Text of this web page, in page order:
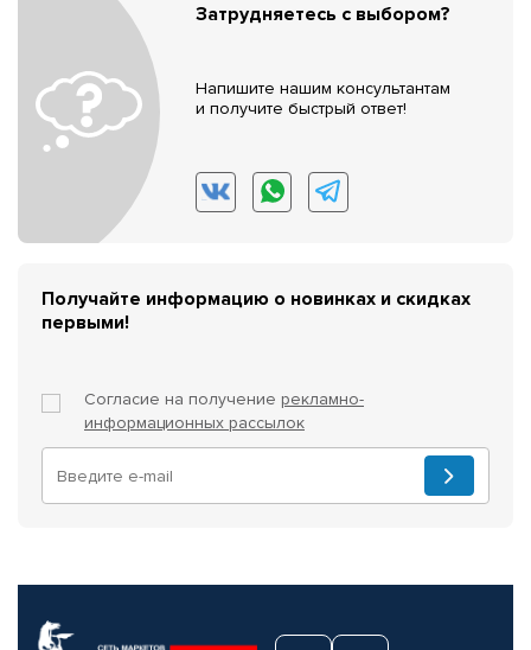
Затрудняетесь с выбором?
Напишите нашим консультантам
и получите быстрый ответ!
Получайте информацию о новинках и скидках
первыми!
Согласие на получение рекламно-
информационных рассылок